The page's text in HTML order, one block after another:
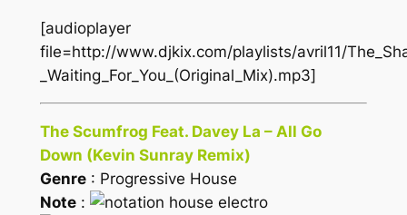
[audioplayer
file=http://www.djkix.com/playlists/avril11/
_Waiting_For_You_(Original_Mix).mp3]
The Scumfrog Feat. Davey La – All Go
Down (Kevin Sunray Remix)
Genre: Progressive House
Note: